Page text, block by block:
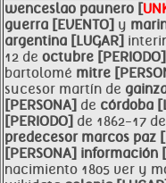
wenceslao paunero [
guerra [EVENTO] y
argentina [LUGAR]
12 de octubre [PERIODO]
bartolomé mitre
sucesor martín de
[PERSONA] de córdoba
[PERIODO] de 1862-17 de
predecesor marcos paz
[PERSONA] información
nacimiento 1805 ver y